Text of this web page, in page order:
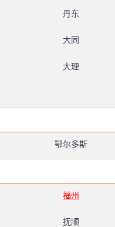
丹东
大同
大理
鄂尔多斯
福州
抚顺